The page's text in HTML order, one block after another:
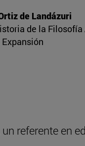
de Landázuri
de la
Expansión
referente en